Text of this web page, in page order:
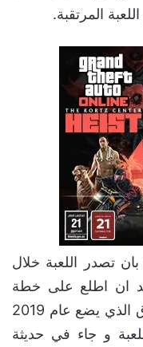
المرتقبة.
تصدر اللعبة خلال
بعد ان اطلع على خطة
فريق التطوير في استيديو نوتي دوق الذي يضع عام 2019
و جاء في حديثة